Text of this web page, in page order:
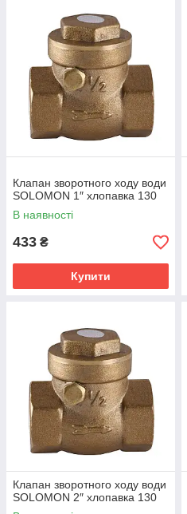
Клапан зворотного ходу води
SOLOMON 1″ хлопавка 130
В наявності
433 ₴
Купити
Клапан зворотного ходу води
SOLOMON 2″ хлопавка 130